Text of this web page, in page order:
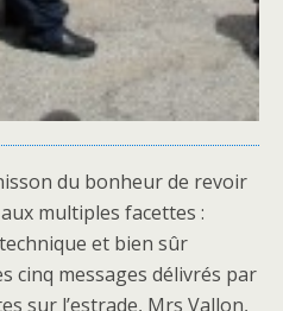
du bonheur de revoir
multiples facettes :
et bien sûr
cinq messages délivrés par
sur l’estrade, Mrs Vallon,